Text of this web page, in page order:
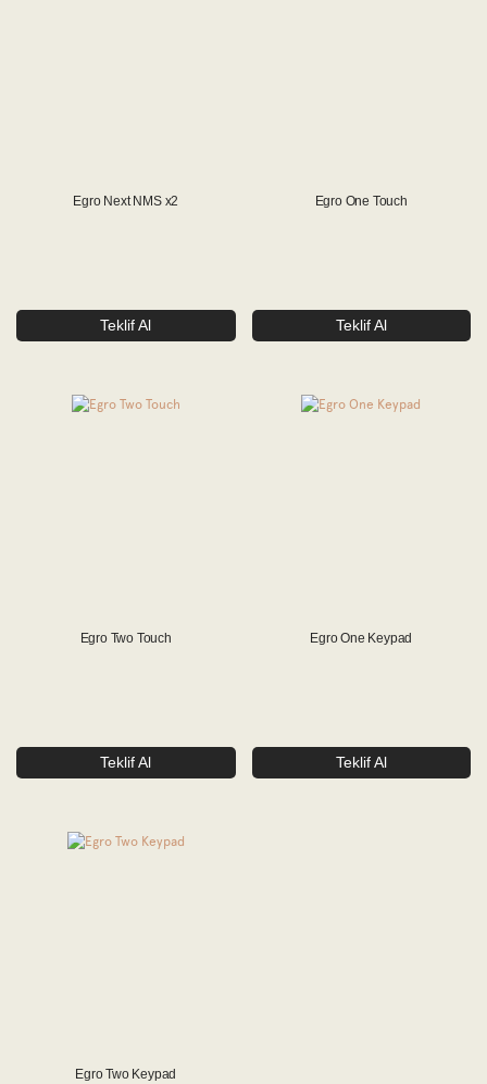
Egro Next NMS x2
Teklif Al
Egro One Touch
Teklif Al
Egro Two Touch
Teklif Al
Egro One Keypad
Teklif Al
Egro Two Keypad